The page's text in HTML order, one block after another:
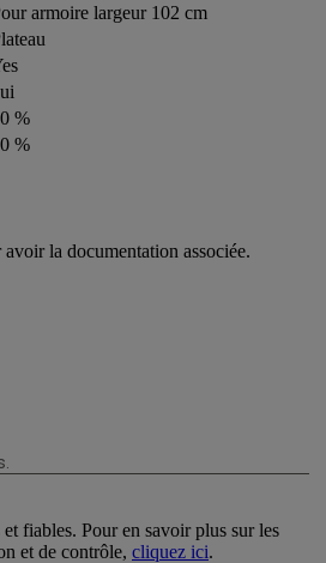
armoire largeur 102 cm
%
%
la documentation associée.
fiables. Pour en savoir plus sur les
et de contrôle, cliquez ici.